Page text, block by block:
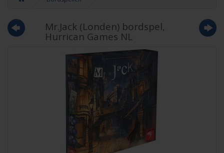
Mr.Jack (Londen) bordspel,
Hurrican Games NL